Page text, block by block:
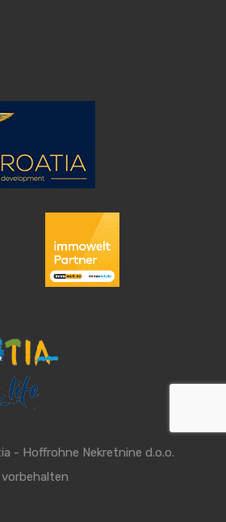
- Hoffrohne Nekretnine d.o.o.